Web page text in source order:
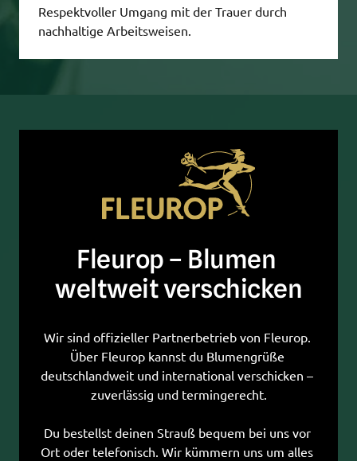
Respektvoller Umgang mit der Trauer durch
nachhaltige Arbeitsweisen.
Fleurop – Blumen
weltweit verschicken
Wir sind offizieller Partnerbetrieb von Fleurop.
Über Fleurop kannst du Blumengrüße
deutschlandweit und international verschicken –
zuverlässig und termingerecht.
Du bestellst deinen Strauß bequem bei uns vor
Ort oder telefonisch. Wir kümmern uns um alles